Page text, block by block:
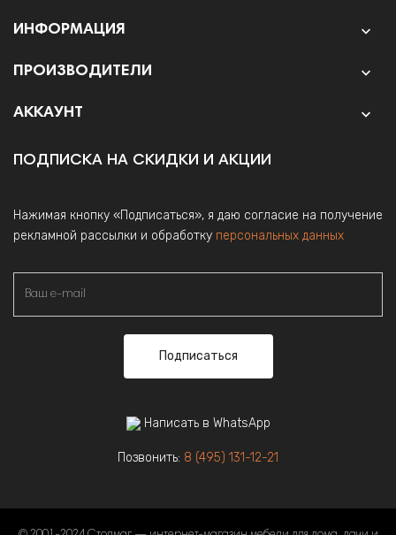
ИНФОРМАЦИЯ 
ПРОИЗВОДИТЕЛИ 
АККАУНТ 
ПОДПИСКА НА СКИДКИ И АКЦИИ
Нажимая кнопку «Подписаться», я даю согласие на получение
рекламной рассылки и обработку персональных данных
Подписаться
Написать в WhatsApp
Позвонить: 8 (495) 131-12-21